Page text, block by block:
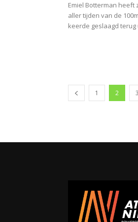
Emiel Botterman heeft
aller tijden van de
keerde geslaagd terug
1 2 3